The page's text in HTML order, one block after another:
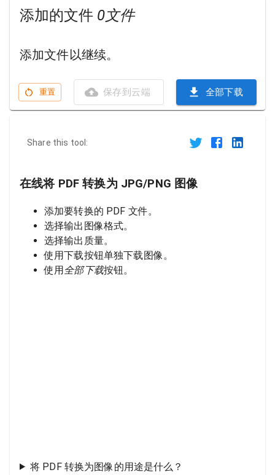
添加的文件 0文件
添加文件以继续。
重置 保存到云端 全部下载
Share this tool:
在线将 PDF 转换为 JPG/PNG 图像
添加要转换的 PDF 文件。
选择输出图像格式。
选择输出质量。
使用下载按钮单独下载图像。
使用全部下载按钮。
将 PDF 转换为图像的用途是什么？